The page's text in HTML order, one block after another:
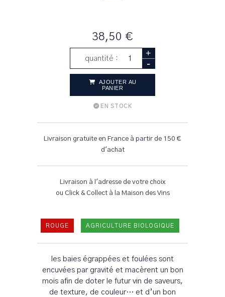
38,50 €
quantité : +
-
AJOUTER AU
PANIER
EN STOCK
Livraison gratuite en France à partir de 150 €
d'achat
Livraison à l'adresse de votre choix
ou Click & Collect à la Maison des Vins
ROUGE AGRICULTURE BIOLOGIQUE
les baies égrappées et foulées sont
encuvées par gravité et macèrent un bon
mois afin de doter le futur vin de saveurs,
de texture, de couleur… et d’un bon